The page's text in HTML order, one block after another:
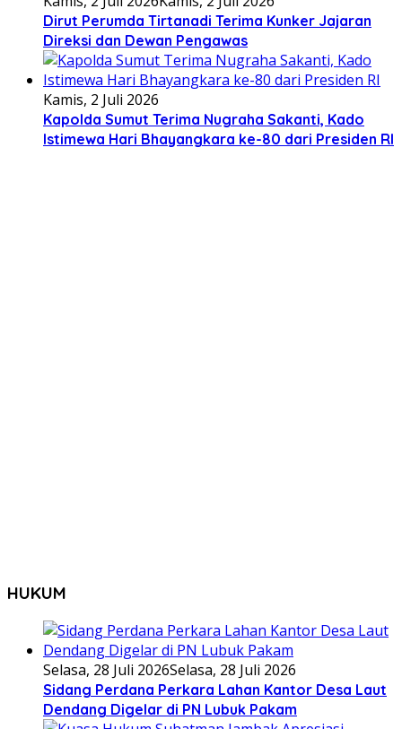
Dirut Perumda Tirtanadi Terima Kunker Jajaran
Direksi dan Dewan Pengawas
Kamis, 2 Juli 2026
Kapolda Sumut Terima Nugraha Sakanti, Kado
Istimewa Hari Bhayangkara ke-80 dari Presiden RI
HUKUM
Selasa, 28 Juli 2026Selasa, 28 Juli 2026
Sidang Perdana Perkara Lahan Kantor Desa Laut
Dendang Digelar di PN Lubuk Pakam